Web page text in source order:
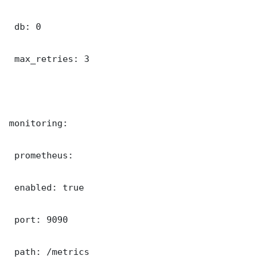
db: 0
max_retries: 3
monitoring:
prometheus:
enabled: true
port: 9090
path: /metrics